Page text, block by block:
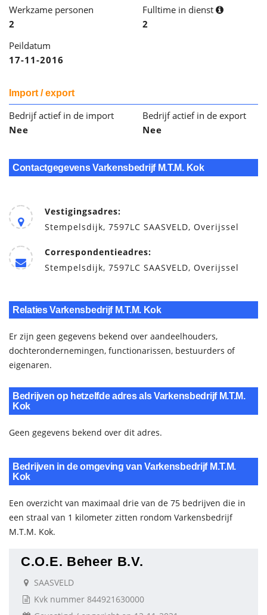
Werkzame personen
2
Fulltime in dienst
2
Peildatum
17-11-2016
Import / export
Bedrijf actief in de import
Nee
Bedrijf actief in de export
Nee
Contactgegevens Varkensbedrijf M.T.M. Kok
Vestigingsadres:
Stempelsdijk, 7597LC SAASVELD, Overijssel
Correspondentieadres:
Stempelsdijk, 7597LC SAASVELD, Overijssel
Relaties Varkensbedrijf M.T.M. Kok
Er zijn geen gegevens bekend over aandeelhouders,
dochterondernemingen, functionarissen, bestuurders of
eigenaren.
Bedrijven op hetzelfde adres als Varkensbedrijf M.T.M.
Kok
Geen gegevens bekend over dit adres.
Bedrijven in de omgeving van Varkensbedrijf M.T.M.
Kok
Een overzicht van maximaal drie van de 75 bedrijven die in
een straal van 1 kilometer zitten rondom Varkensbedrijf
M.T.M. Kok.
C.O.E. Beheer B.V.
SAASVELD
Kvk nummer 844921630000